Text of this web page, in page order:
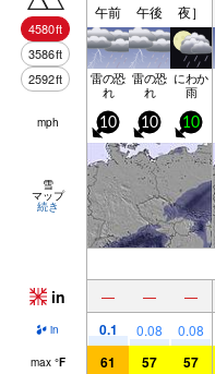
4580ft
3586ft
2592ft
午前 午後 夜］
雷の恐
れ
雷の恐
れ
にわか
雨
mph 10 10 10
雪
マップ
続き
in — — —
in 0.1 0.08 0.08
max °F 61 57 57